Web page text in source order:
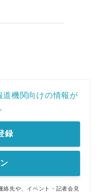
道機関向けの情報が
録
絡先や、イベント・記者会見